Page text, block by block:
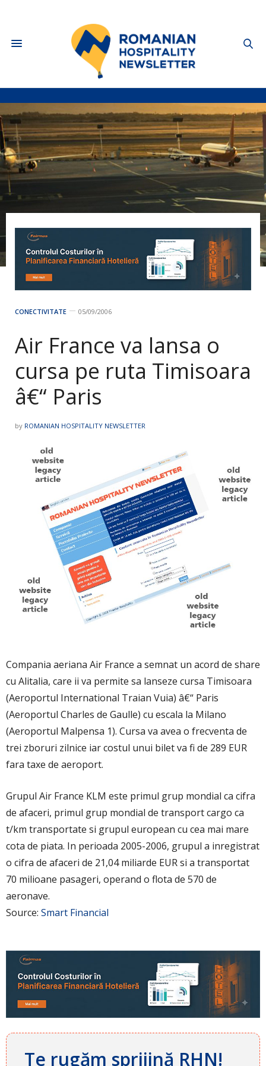
CONECTIVITATE 05/09/2006
Air France va lansa o
cursa pe ruta Timisoara
â€“ Paris
by ROMANIAN HOSPITALITY NEWSLETTER
Compania aeriana Air France a semnat un acord de share
cu Alitalia, care ii va permite sa lanseze cursa Timisoara
(Aeroportul International Traian Vuia) â€“ Paris
(Aeroportul Charles de Gaulle) cu escala la Milano
(Aeroportul Malpensa 1). Cursa va avea o frecventa de
trei zboruri zilnice iar costul unui bilet va fi de 289 EUR
fara taxe de aeroport.
Grupul Air France KLM este primul grup mondial ca cifra
de afaceri, primul grup mondial de transport cargo ca
t/km transportate si grupul european cu cea mai mare
cota de piata. In perioada 2005-2006, grupul a inregistrat
o cifra de afaceri de 21,04 miliarde EUR si a transportat
70 milioane pasageri, operand o flota de 570 de
aeronave.
Source: Smart Financial
Te rugăm sprijină RHN!